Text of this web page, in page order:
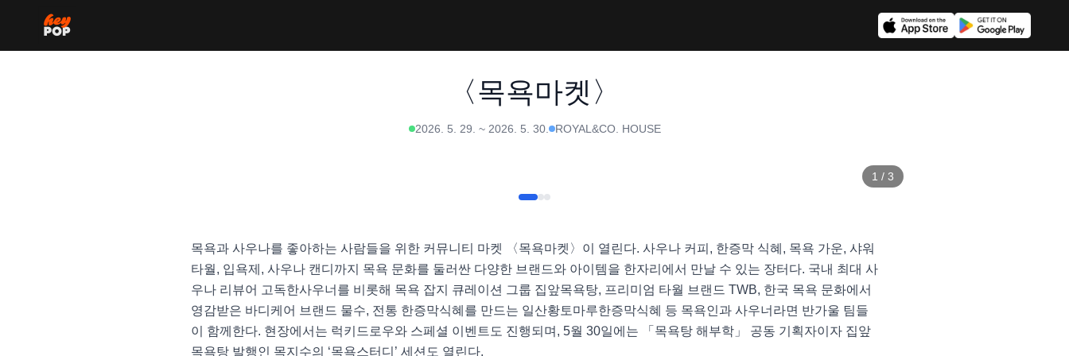
〈목욕마켓〉
2026. 5. 29. ~ 2026. 5. 30. ROYAL&CO. HOUSE
1 / 3
목욕과 사우나를 좋아하는 사람들을 위한 커뮤니티 마켓 〈목욕마켓〉이 열린다. 사우나 커피, 한증막 식혜, 목욕 가운, 샤워
타월, 입욕제, 사우나 캔디까지 목욕 문화를 둘러싼 다양한 브랜드와 아이템을 한자리에서 만날 수 있는 장터다. 국내 최대 사
우나 리뷰어 고독한사우너를 비롯해 목욕 잡지 큐레이션 그룹 집앞목욕탕, 프리미엄 타월 브랜드 TWB, 한국 목욕 문화에서
영감받은 바디케어 브랜드 물수, 전통 한증막식혜를 만드는 일산황토마루한증막식혜 등 목욕인과 사우너라면 반가울 팀들
이 함께한다. 현장에서는 럭키드로우와 스페셜 이벤트도 진행되며, 5월 30일에는 「목욕탕 해부학」 공동 기획자이자 집앞
목욕탕 발행인 목지수의 ‘목욕스터디’ 세션도 열린다.